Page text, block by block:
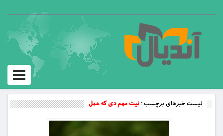
Toggle
لیست خبرهای برچسب :نیت مهم دی که عمل